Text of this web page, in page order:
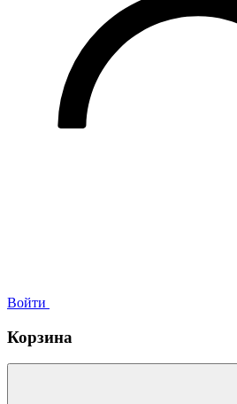
Войти
Корзина